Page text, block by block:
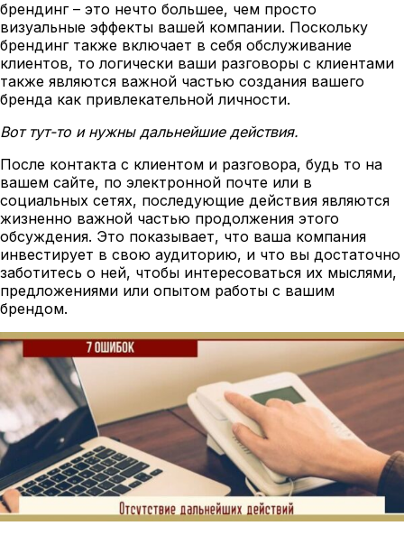
брендинг – это нечто большее, чем просто
визуальные эффекты вашей компании. Поскольку
брендинг также включает в себя обслуживание
клиентов, то логически ваши разговоры с клиентами
также являются важной частью создания вашего
бренда как привлекательной личности.
Вот тут-то и нужны дальнейшие действия.
После контакта с клиентом и разговора, будь то на
вашем сайте, по электронной почте или в
социальных сетях, последующие действия являются
жизненно важной частью продолжения этого
обсуждения. Это показывает, что ваша компания
инвестирует в свою аудиторию, и что вы достаточно
заботитесь о ней, чтобы интересоваться их мыслями,
предложениями или опытом работы с вашим
брендом.